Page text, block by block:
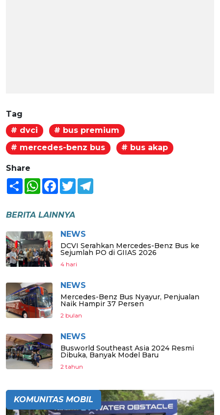
Tag
# dvci
# bus premium
# mercedes-benz bus
# bus akap
Share
Share WhatsAppFacebook
Twitter
BERITA LAINNYA
NEWS
DCVI Serahkan Mercedes-Benz Bus ke
Sejumlah PO di GIIAS 2026
4 hari
NEWS
Mercedes-Benz Bus Nyayur, Penjualan
Naik Hampir 37 Persen
2 bulan
NEWS
Busworld Southeast Asia 2024 Resmi
Dibuka, Banyak Model Baru
2 tahun
KOMUNITAS MOBIL